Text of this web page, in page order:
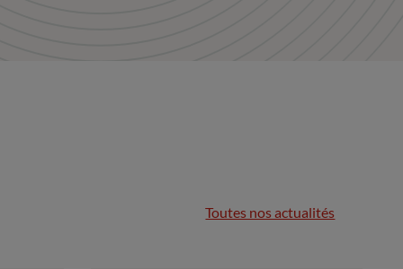
Toutes nos actualités